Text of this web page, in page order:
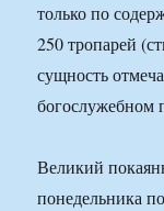
только по
250 тропарей
сущность
богослужебном
Великий
понедельника